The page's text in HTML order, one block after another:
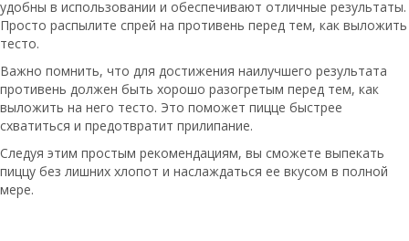
удобны в использовании и обеспечивают отличные результаты.
Просто распылите спрей на противень перед тем, как выложить
тесто.
Важно помнить, что для достижения наилучшего результата
противень должен быть хорошо разогретым перед тем, как
выложить на него тесто. Это поможет пицце быстрее
схватиться и предотвратит прилипание.
Следуя этим простым рекомендациям, вы сможете выпекать
пиццу без лишних хлопот и наслаждаться ее вкусом в полной
мере.